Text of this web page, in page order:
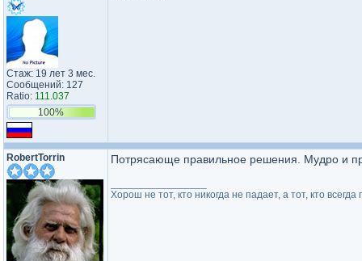
Стаж: 19 лет 3 мес.
Сообщений: 127
Ratio: 111.037
100%
RobertTorrin Потрясающе правильное решения. Мудро и
Хорош не тот, кто никогда не падает, а тот, кто